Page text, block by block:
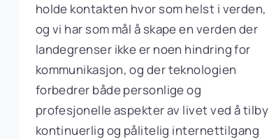
holde kontakten hvor som helst i verden,
og vi har som mål å skape en verden der
landegrenser ikke er noen hindring for
kommunikasjon, og der teknologien
forbedrer både personlige og
profesjonelle aspekter av livet ved å tilby
kontinuerlig og pålitelig internettilgang